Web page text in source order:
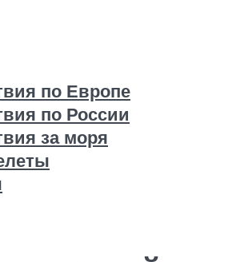
по Европе
по России
за моря